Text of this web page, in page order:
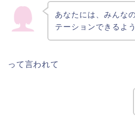
あなたには、みんな
テーションできるよ
って言われて